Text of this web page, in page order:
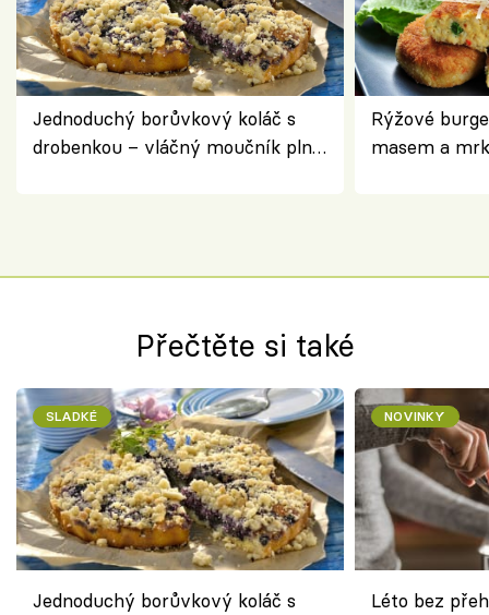
Jednoduchý borůvkový koláč s
drobenkou – vláčný moučník plný
Rýžové
masem a
Přečtěte si také
SLADKÉ
Jednoduchý borůvkový koláč s
NOVINKY
Léto bez